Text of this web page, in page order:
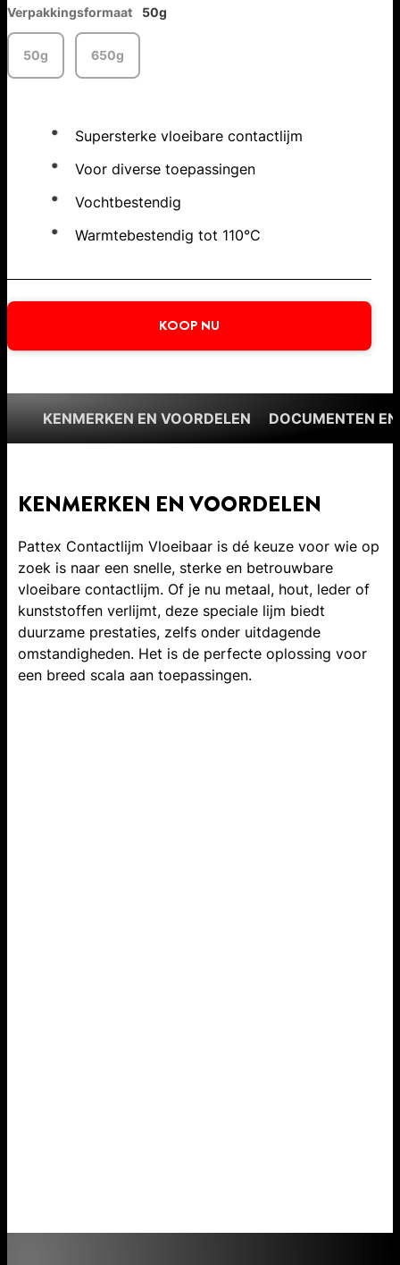
Verpakkingsformaat 50g
50g 650g
Supersterke vloeibare contactlijm
Voor diverse toepassingen
Vochtbestendig
Warmtebestendig tot 110°C
KOOP NU
KENMERKEN EN VOORDELEN DOCUMENTEN
KENMERKEN EN VOORDELEN
Pattex Contactlijm Vloeibaar is dé keuze voor wie op
zoek is naar een snelle, sterke en betrouwbare
vloeibare contactlijm. Of je nu metaal, hout, leder of
kunststoffen verlijmt, deze speciale lijm biedt
duurzame prestaties, zelfs onder uitdagende
omstandigheden. Het is de perfecte oplossing voor
een breed scala aan toepassingen.